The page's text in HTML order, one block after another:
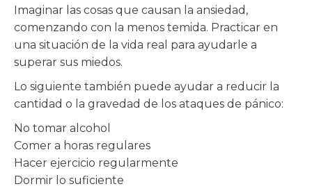
Imaginar las cosas que causan la ansiedad,
comenzando con la menos temida. Practicar en
una situación de la vida real para ayudarle a
superar sus miedos.
Lo siguiente también puede ayudar a reducir la
cantidad o la gravedad de los ataques de pánico:
No tomar alcohol
Comer a horas regulares
Hacer ejercicio regularmente
Dormir lo suficiente